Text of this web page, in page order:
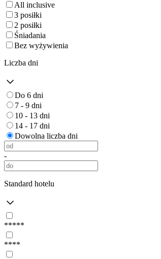
All inclusive
3 posiłki
2 posiłki
Śniadania
Bez wyżywienia
Liczba dni
Do 6 dni
7 - 9 dni
10 - 13 dni
14 - 17 dni
Dowolna liczba dni
-
Standard hotelu
*****
****